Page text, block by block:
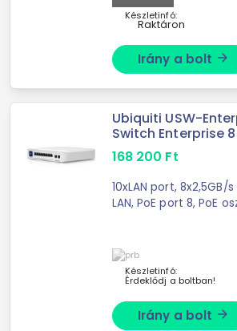
Készletinfó:
Raktáron
Irány a bolt arrow_forward
Ubiquiti USW-
Switch Enterprise 8
168 200 Ft
10xLAN port, 8x2,5GB/s
LAN, PoE port 8, PoE
Készletinfó:
Érdeklődj a boltban!
Irány a bolt arrow_forward